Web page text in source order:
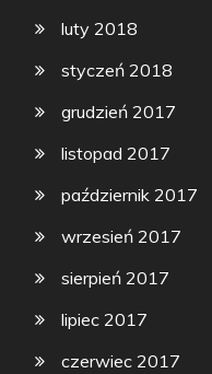
luty 2018
styczeń 2018
grudzień 2017
listopad 2017
październik 2017
wrzesień 2017
sierpień 2017
lipiec 2017
czerwiec 2017